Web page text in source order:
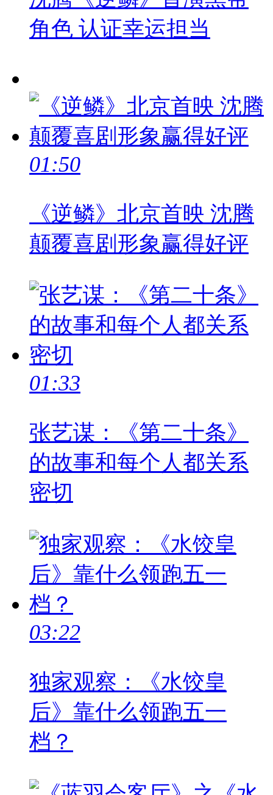
角色 认证幸运担当
01:50
《逆鳞》北京首映 沈腾
颠覆喜剧形象赢得好评
01:33
张艺谋：《第二十条》
的故事和每个人都关系
密切
03:22
独家观察：《水饺皇
后》靠什么领跑五一
档？